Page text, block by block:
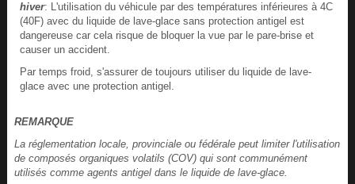
hiver: L'utilisation du véhicule par des températures inférieures à 4C
(40F) avec du liquide de lave-glace sans protection antigel est
dangereuse car cela risque de bloquer la vue par le pare-brise et
causer un accident.
Par temps froid, s'assurer de toujours utiliser du liquide de lave-
glace avec une protection antigel.
REMARQUE
La réglementation locale, provinciale ou fédérale peut limiter l'utilisation
de composés organiques volatils (COV) qui sont communément
utilisés comme agents antigel dans le liquide de lave-glace.